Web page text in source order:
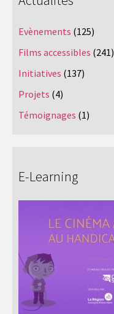
Evènements (125)
Films accessibles (241)
Initiatives (137)
Projets (4)
Témoignages (1)
E-Learning